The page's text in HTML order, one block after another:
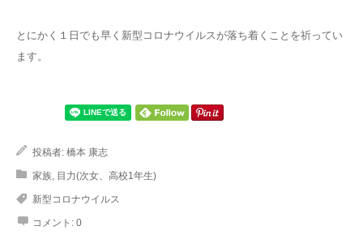
とにかく１日でも早く新型コロナウイルスが落ち着くことを祈ってい
ます。
投稿者: 橋本 康志
家族, 目力(次女、高校1年生)
新型コロナウイルス
コメント: 0